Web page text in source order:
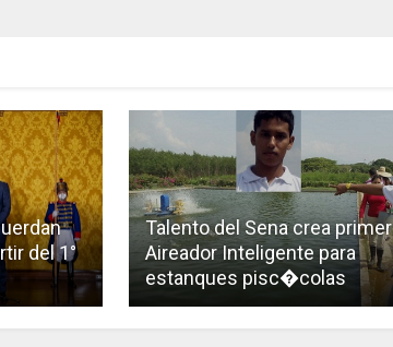
del 1°
Talento del Sena crea primer
Aireador Inteligente para
estanques pisc�colas